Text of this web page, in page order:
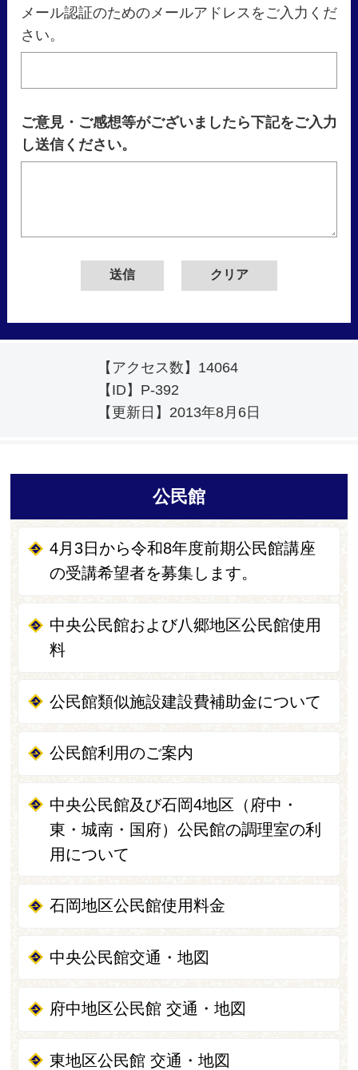
メール認証のためのメールアドレスをご入力くだ
さい。
ご意見・ご感想等がございましたら下記をご入力
し送信ください。
【アクセス数】 14064
【ID】 P-392
【更新日】 2013年8月6日
公民館
4月3日から令和8年度前期公民館講座
の受講希望者を募集します。
中央公民館および八郷地区公民館使用
料
公民館類似施設建設費補助金について
公民館利用のご案内
中央公民館及び石岡4地区（府中・
東・城南・国府）公民館の調理室の利
用について
石岡地区公民館使用料金
中央公民館交通・地図
府中地区公民館 交通・地図
東地区公民館 交通・地図